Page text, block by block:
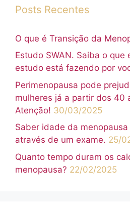
Posts Recentes
O que é Transição da
Estudo SWAN. Saiba o que
estudo está fazendo por
Perimenopausa pode
mulheres já a partir dos 40
Atenção! 30/03/2025
Saber idade da menopausa
através de um exame. 25/
Quanto tempo duram os
menopausa? 22/02/2025